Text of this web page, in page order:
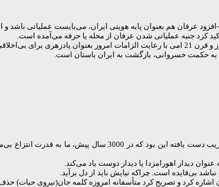
عرفان هم بعنوان پایه‌ هویتی ایران، می‌بایست عملیاتی باشد
کرد جنبه عملیاتی شدن عرفان از محله یا حرفه می‌آمده است.
رسیده است.
به حکمت خسروانی، بازگشت به ایران باستان است.
پیران با اشاره به تحقیق و تحلیل محتوایی اوستا، افزود
دیدار اهورامزدا یا دیدار دوست یاد می‌کند.
بی‌فایده است. چراکه نیایش باید از دل برآید.
اشاره کرد و تصریح کرد متأسفانه امروزه کلمه جان(نیروی